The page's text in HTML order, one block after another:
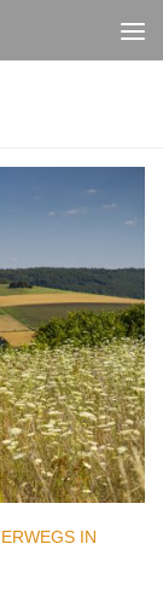
IN